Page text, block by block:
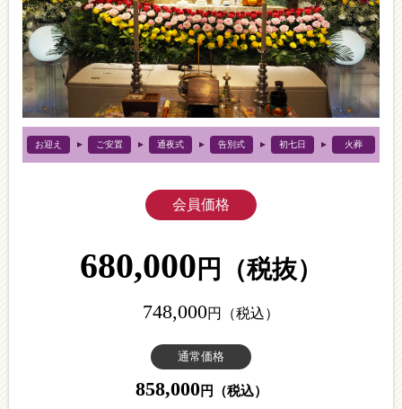
お迎え ご安置 通夜式 告別式 初七日 火葬
会員価格
680,000 円 （税抜）
748,000円 （税込）
通常価格
858,000円 （税込）